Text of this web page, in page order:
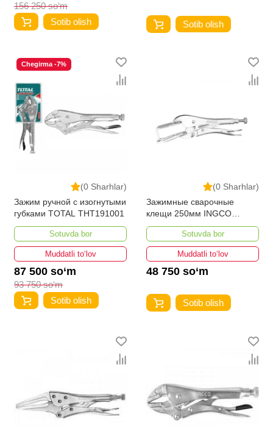
156 250 so‘m
Sotib olish
Sotib olish
(0 Sharhlar)
Chegirma -7%
Зажим ручной с изогнутыми
губками TOTAL THT191001
Sotuvda bor
Muddatli to‘lov
87 500 so‘m
93 750 so‘m
Sotib olish
(0 Sharhlar)
Зажимные сварочные
клещи 250мм INGCO
HWP0210
Sotuvda bor
Muddatli to‘lov
48 750 so‘m
Sotib olish